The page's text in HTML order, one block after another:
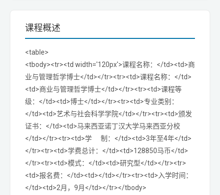
课程概述
<table>
<tbody><tr><td width='120px'>课程名称：</td><td>商
业与管理哲学博士</td></tr><tr><td>课程名称：</td>
<td>商业与管理哲学博士</td></tr><tr><td>课程等
级：</td><td>博士</td></tr><tr><td>专业类别：
</td><td>艺术与社会科学学院</td></tr><tr><td>颁发
证书：</td><td>马来西亚诺丁汉大学马来西亚分校
</td></tr><tr><td>学 制：</td><td>3年至4年</td>
</tr><tr><td>学费总计：</td><td>128850马币</td>
</tr><tr><td>模式：</td><td>研究型</td></tr><tr>
<td>报名费：</td><td></td></tr><tr><td>入学时间：
</td><td>2月，9月</td></tr></tbody>